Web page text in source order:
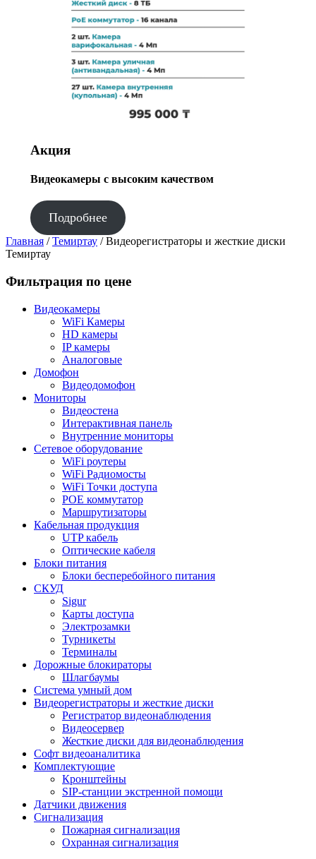
Акция
Видеокамеры с высоким качеством
Подробнее
Главная /Темиртау / Видеорегистраторы и жесткие диски
Темиртау
Фильтрация по цене
Видеокамеры
WiFi Камеры
HD камеры
IP камеры
Аналоговые
Домофон
Видеодомофон
Мониторы
Видеостена
Интерактивная панель
Внутренние мониторы
Сетевое оборудование
WiFi роутеры
WiFi Радиомосты
WiFi Точки доступа
POE коммутатор
Маршрутизаторы
Кабельная продукция
UTP кабель
Оптические кабеля
Блоки питания
Блоки бесперебойного питания
СКУД
Sigur
Карты доступа
Электрозамки
Турникеты
Терминалы
Дорожные блокираторы
Шлагбаумы
Cистема умный дом
Видеорегистраторы и жесткие диски
Регистратор видеонаблюдения
Видеосервер
Жесткие диски для видеонаблюдения
Софт видеоаналитика
Комплектующие
Кронштейны
SIP-станции экстренной помощи
Датчики движения
Сигнализация
Пожарная сигнализация
Охранная сигнализация